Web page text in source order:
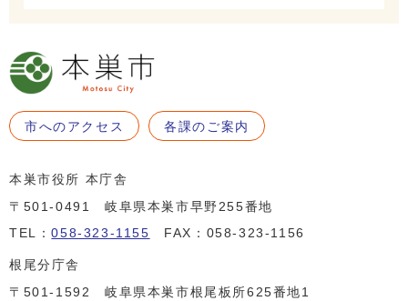
市へのアクセス 各課のご案内
本巣市役所 本庁舎
〒501-0491 岐阜県本巣市早野255番地
TEL：058-323-1155 FAX：058-323-1156
根尾分庁舎
〒501-1592 岐阜県本巣市根尾板所625番地1